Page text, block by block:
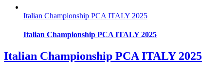
Italian Championship PCA ITALY 2025
Italian Championship PCA ITALY 2025
Italian Championship PCA ITALY 2025